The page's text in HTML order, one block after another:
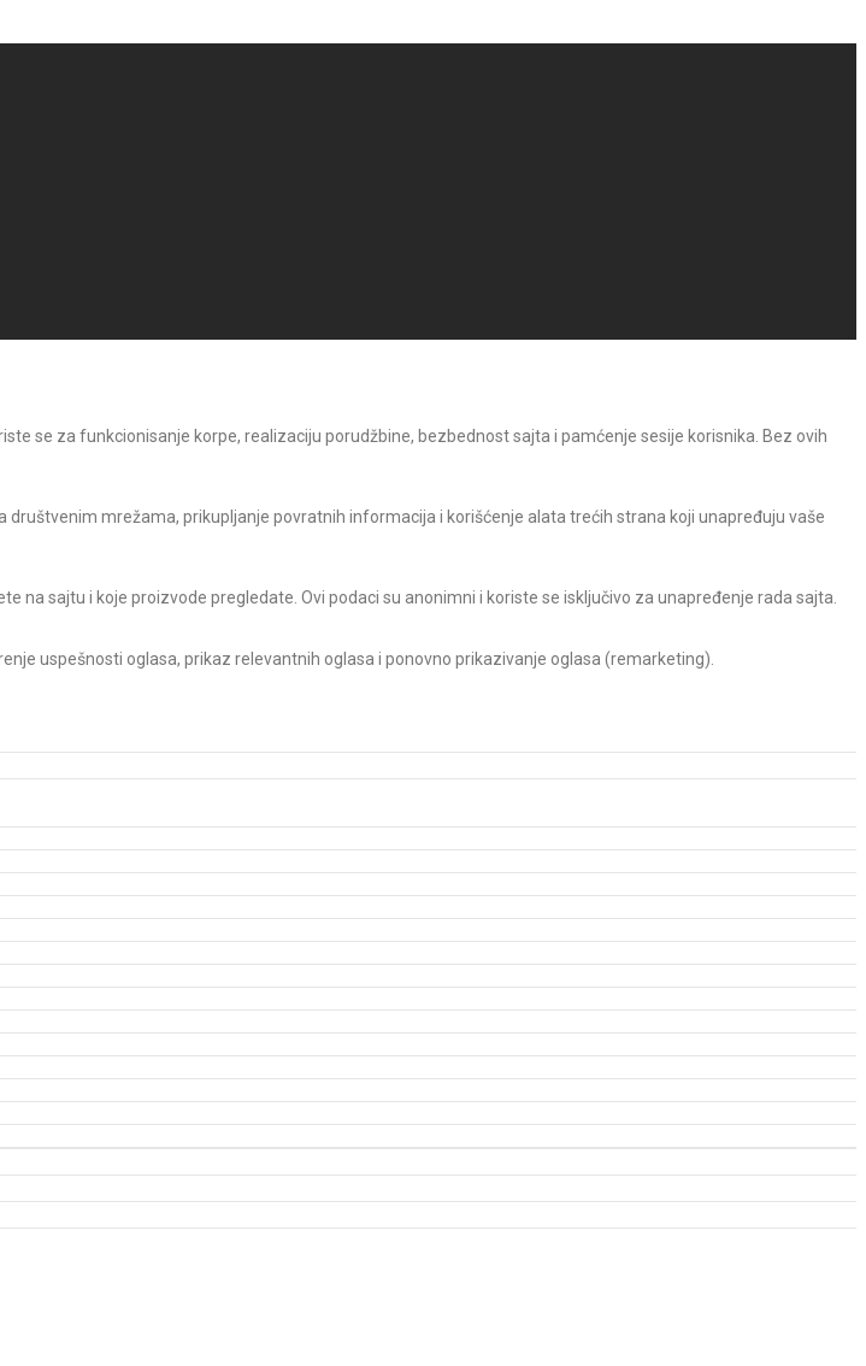
se za funkcionisanje korpe, realizaciju porudžbine, bezbednost sajta i pamćenje sesije korisnika. Bez ovih
mrežama, prikupljanje povratnih informacija i korišćenje alata trećih strana koji unapređuju vaše
na sajtu i koje proizvode pregledate. Ovi podaci su anonimni i koriste se isključivo za unapređenje rada sajta.
uspešnosti oglasa, prikaz relevantnih oglasa i ponovno prikazivanje oglasa (remarketing).